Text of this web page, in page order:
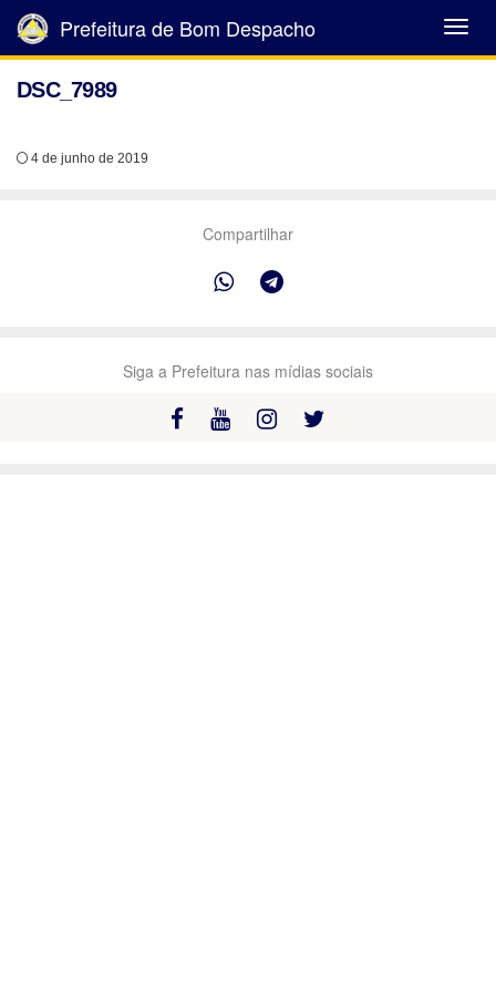
Abrir
Menu
Prefeitura de Bom Despacho
DSC_7989
4 de junho de 2019
Compartilhar
Siga a Prefeitura nas mídias sociais